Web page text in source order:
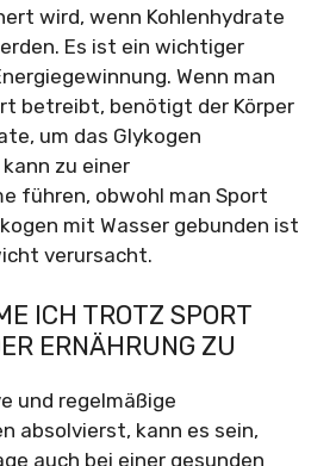
wird, wenn Kohlenhydrate
Es ist ein wichtiger
Wenn man
betreibt, benötigt der Körper
um das Glykogen
zu einer
führen, obwohl man Sport
mit Wasser gebunden ist
verursacht.
ICH TROTZ SPORT
ERNÄHRUNG ZU
und regelmäßige
absolvierst, kann es sein,
auch bei einer gesunden